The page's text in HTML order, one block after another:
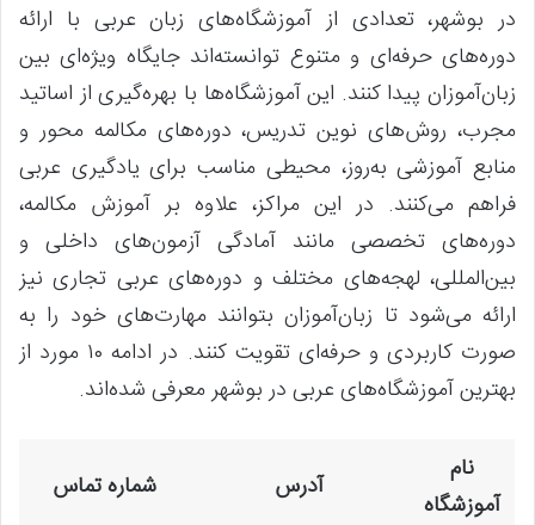
در بوشهر، تعدادی از آموزشگاه‌های زبان عربی با ارائه
دوره‌های حرفه‌ای و متنوع توانسته‌اند جایگاه ویژه‌ای بین
زبان‌آموزان پیدا کنند. این آموزشگاه‌ها با بهره‌گیری از اساتید
مجرب، روش‌های نوین تدریس، دوره‌های مکالمه محور و
منابع آموزشی به‌روز، محیطی مناسب برای یادگیری عربی
فراهم می‌کنند. در این مراکز، علاوه بر آموزش مکالمه،
دوره‌های تخصصی مانند آمادگی آزمون‌های داخلی و
بین‌المللی، لهجه‌های مختلف و دوره‌های عربی تجاری نیز
ارائه می‌شود تا زبان‌آموزان بتوانند مهارت‌های خود را به
صورت کاربردی و حرفه‌ای تقویت کنند. در ادامه ۱۰ مورد از
بهترین آموزشگاه‌های عربی در بوشهر معرفی شده‌اند.
نام
آموزشگاه
آدرس شماره تماس